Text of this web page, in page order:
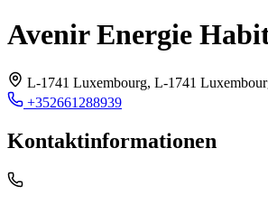
Avenir Energie
L-1741 Luxembourg, L-1741
+352661288939
Kontaktinformationen